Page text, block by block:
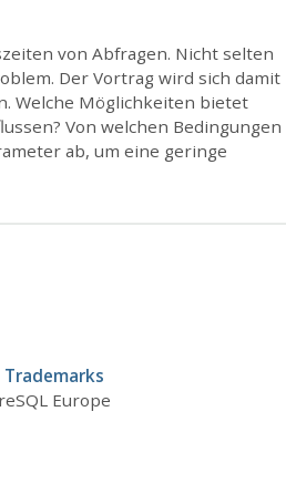
von Abfragen. Nicht selten
Der Vortrag wird sich damit
Welche Möglichkeiten bietet
Von welchen Bedingungen
ab, um eine geringe
Trademarks
Europe